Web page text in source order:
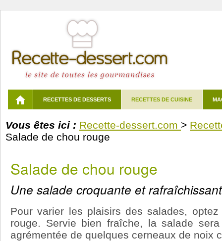
RECETTES DE DESSERTS RECETTES DE CUISINE
Vous êtes ici : Recette-dessert.com >
Salade de chou rouge
Salade de chou rouge
Une salade croquante et
Pour varier les plaisirs des salades,
rouge. Servie bien fraîche, la salade
agrémentée de quelques cerneaux de noix